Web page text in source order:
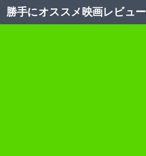
コンテンツへスキップ
勝手にオススメ映画レビュー